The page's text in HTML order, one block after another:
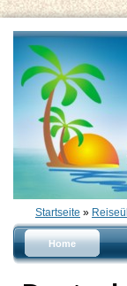
Startseite »
Home